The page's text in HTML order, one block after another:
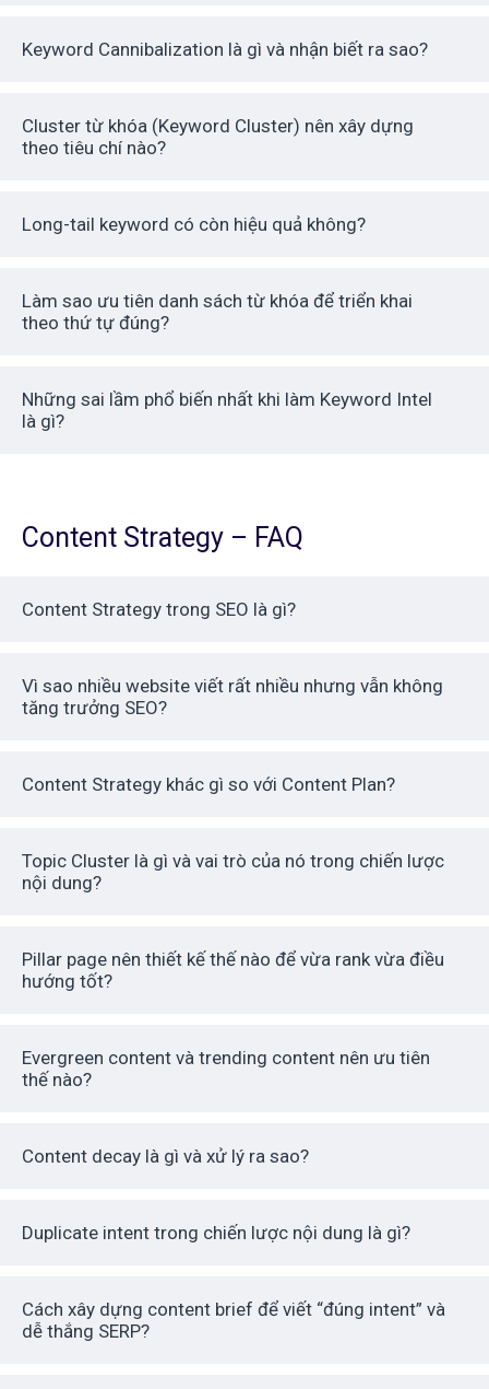
Keyword Cannibalization là gì và nhận biết ra sao?
Cluster từ khóa (Keyword Cluster) nên xây dựng
theo tiêu chí nào?
Long-tail keyword có còn hiệu quả không?
Làm sao ưu tiên danh sách từ khóa để triển khai
theo thứ tự đúng?
Những sai lầm phổ biến nhất khi làm Keyword Intel
là gì?
Content Strategy – FAQ
Content Strategy trong SEO là gì?
Vì sao nhiều website viết rất nhiều nhưng vẫn không
tăng trưởng SEO?
Content Strategy khác gì so với Content Plan?
Topic Cluster là gì và vai trò của nó trong chiến lược
nội dung?
Pillar page nên thiết kế thế nào để vừa rank vừa điều
hướng tốt?
Evergreen content và trending content nên ưu tiên
thế nào?
Content decay là gì và xử lý ra sao?
Duplicate intent trong chiến lược nội dung là gì?
Cách xây dựng content brief để viết “đúng intent” và
dễ thắng SERP?